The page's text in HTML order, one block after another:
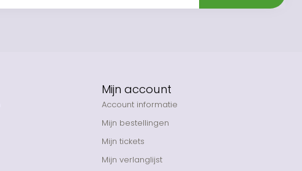
Mijn account
Account informatie
Mijn bestellingen
Mijn tickets
Mijn verlanglijst